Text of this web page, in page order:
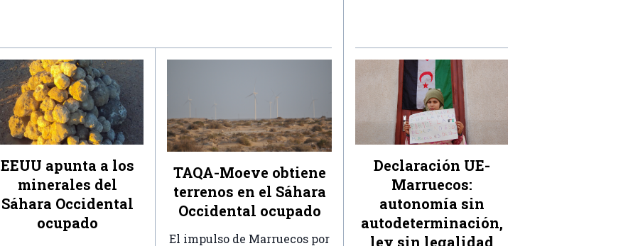
EEUU apunta a los
minerales del
Sáhara Occidental
ocupado
TAQA-Moeve obtiene
terrenos en el Sáhara
Occidental ocupado
El impulso de Marruecos por
Declaración UE-
Marruecos:
autonomía sin
autodeterminación,
ley sin legalidad